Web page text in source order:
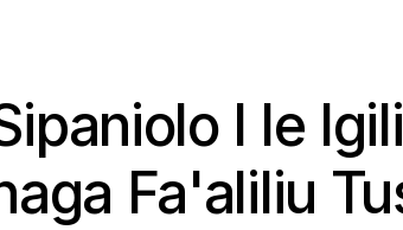
I le
Fa'aliliu